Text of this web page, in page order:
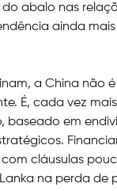
abalo nas
ainda
a China não
É, cada vez
baseado em
cláusulas
na perda de